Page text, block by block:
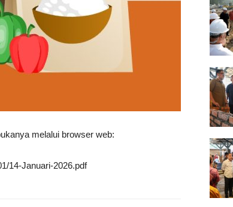
melalui browser web:
14-Januari-2026.pdf